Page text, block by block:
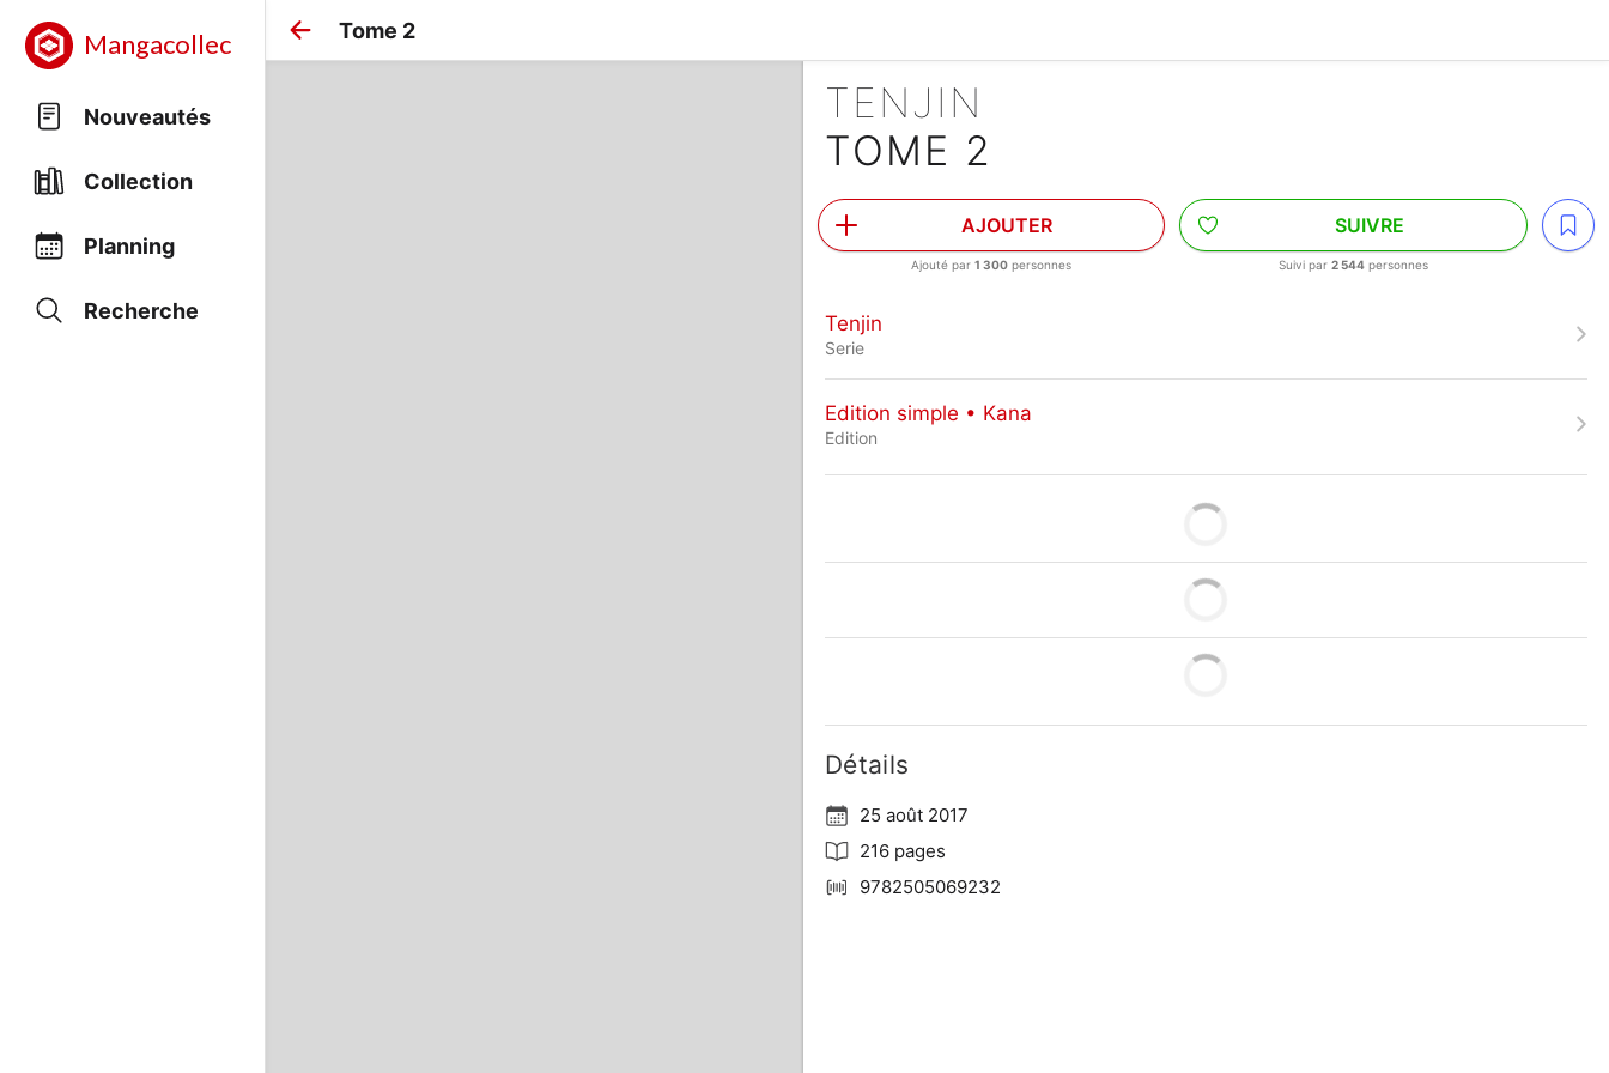
Mangacollec
Nouveautés
Collection
Planning
Recherche
Tome 2
TENJIN
TOME 2
AJOUTER
Ajouté par1 300 personnes
SUIVRE
Suivi par2 544 personnes
Tenjin
Serie
Edition simple • Kana
Edition
Détails
25 août 2017
216 pages
9782505069232